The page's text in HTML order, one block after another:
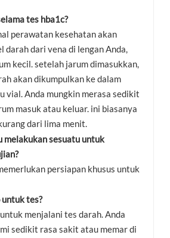
tes hba1c?
perawatan kesehatan akan
darah dari vena di lengan Anda,
kecil. setelah jarum dimasukkan,
akan dikumpulkan ke dalam
vial. Anda mungkin merasa sedikit
masuk atau keluar. ini biasanya
dari lima menit.
melakukan sesuatu untuk
persiapan khusus untuk
tes?
menjalani tes darah. Anda
sedikit rasa sakit atau memar di